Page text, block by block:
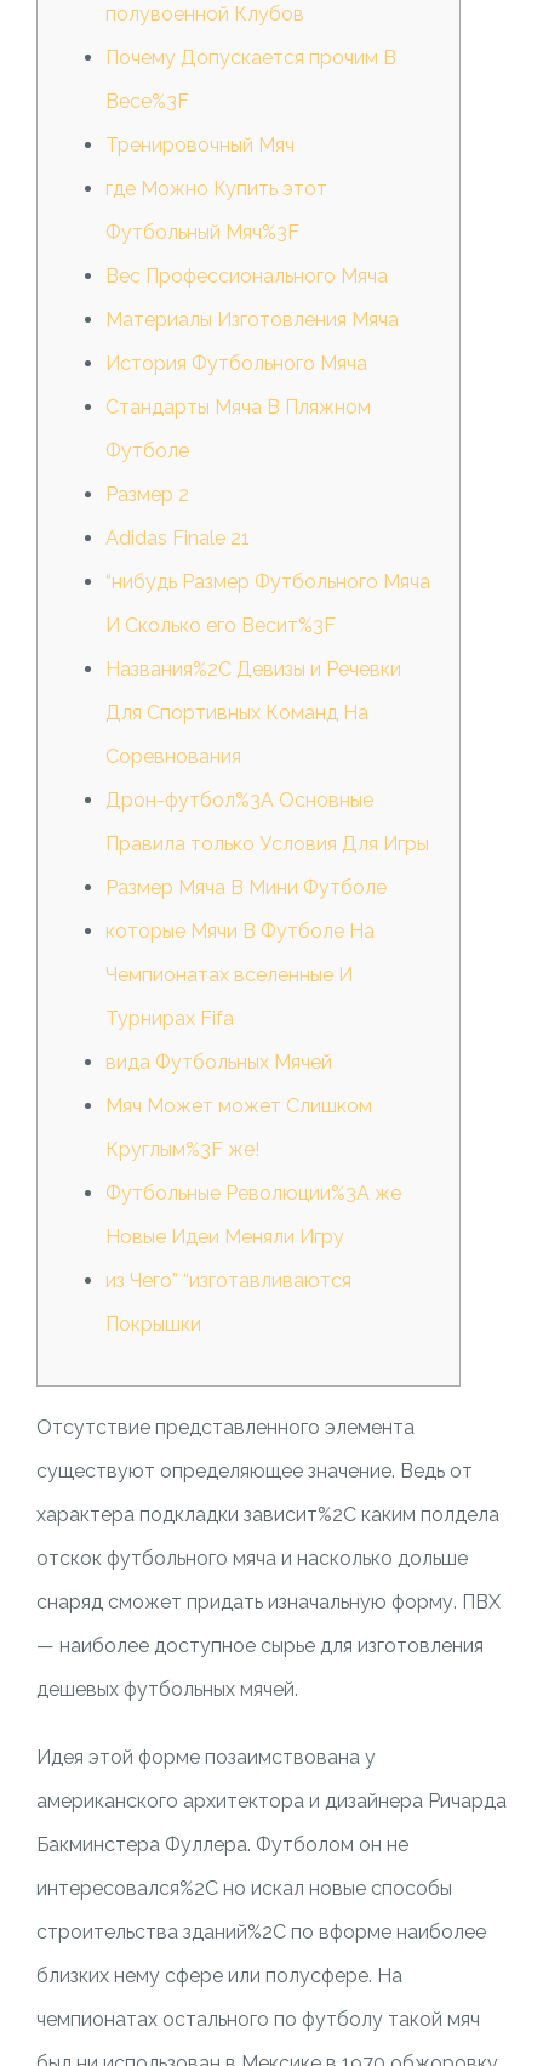
полувоенной Клубов
Почему Допускается прочим В
Весе%3F
Тренировочный Мяч
где Можно Купить этот
Футбольный Мяч%3F
Вес Профессионального Мяча
Материалы Изготовления Мяча
История Футбольного Мяча
Стандарты Мяча В Пляжном
Футболе
Размер 2
Adidas Finale 21
“нибудь Размер Футбольного Мяча
И Сколько его Весит%3F
Названия%2C Девизы и Речевки
Для Спортивных Команд На
Соревнования
Дрон-футбол%3A Основные
Правила только Условия Для Игры
Размер Мяча В Мини Футболе
которые Мячи В Футболе На
Чемпионатах вселенные И
Турнирах Fifa
вида Футбольных Мячей
Мяч Может может Слишком
Круглым%3F же!
Футбольные Революции%3A же
Новые Идеи Меняли Игру
из Чего” “изготавливаются
Покрышки
Отсутствие представленного элемента
существуют определяющее значение. Ведь от
характера подкладки зависит%2C каким полдела
отскок футбольного мяча и насколько дольше
снаряд сможет придать изначальную форму. ПВХ
— наиболее доступное сырье для изготовления
дешевых футбольных мячей.
Идея этой форме позаимствована у
американского архитектора и дизайнера Ричарда
Бакминстера Фуллера. Футболом он не
интересовался%2C но искал новые способы
строительства зданий%2C по вформе наиболее
близких нему сфере или полусфере. На
чемпионатах остального по футболу такой мяч